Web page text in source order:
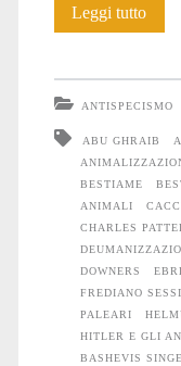
Leggi tutto
ANTISPECISMO
ABU GHRAIB
BESTIAME
ANIMALI
CHARLES
DOWNERS
FREDIANO SESSI
PALEARI
HITLER E GLI
BASHEVIS